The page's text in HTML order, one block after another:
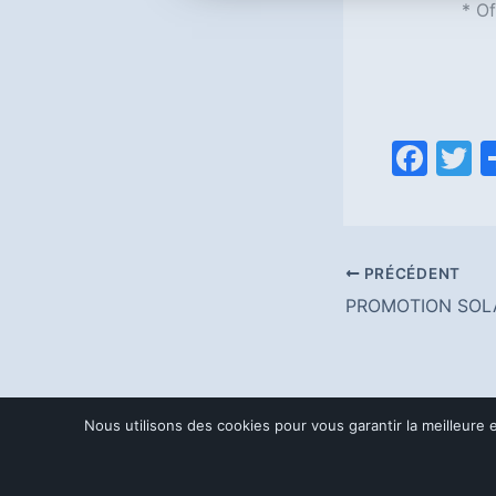
*
F
e
b
k
T
PRÉCÉDENT
PROMOTION
Nous utilisons des cookies pour vous garantir la